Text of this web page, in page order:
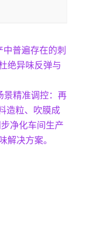
普遍存在的刺
绝异味反弹与
景精准调控：再
造粒、吹膜成
净化车间生产
解决方案。